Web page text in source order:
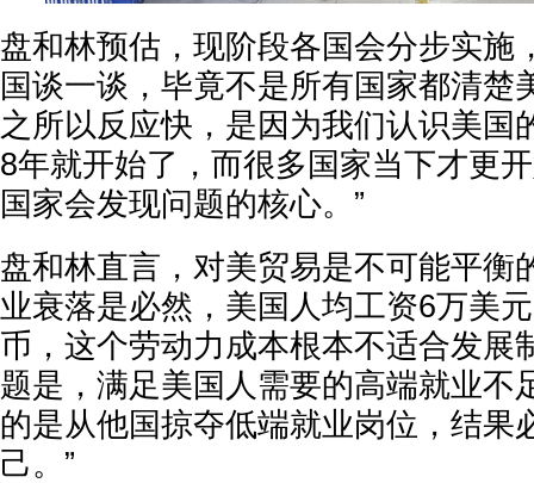
盘和林预估，现阶段各国会分步实施
国谈一谈，毕竟不是所有国家都清楚
之所以反应快，是因为我们认识美国
8年就开始了，而很多国家当下才更
国家会发现问题的核心。”
盘和林直言，对美贸易是不可能平衡
业衰落是必然，美国人均工资6万美
币，这个劳动力成本根本不适合发展
题是，满足美国人需要的高端就业不
的是从他国掠夺低端就业岗位，结果
己。”